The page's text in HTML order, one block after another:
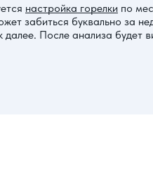
настройка горелки по
забиться буквально за
После анализа будет